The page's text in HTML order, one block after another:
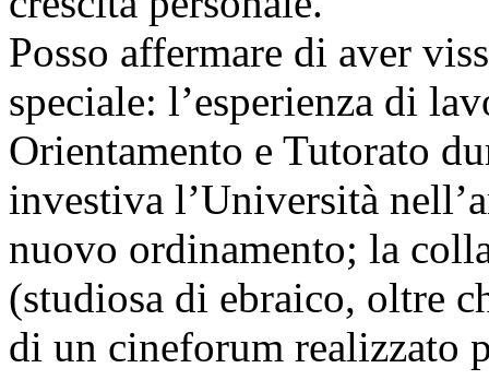
Posso affermare di aver
speciale: l’esperienza di
Orientamento e Tutorato
investiva l’Università
nuovo ordinamento; la
(studiosa di ebraico, oltre
di un cineforum realizzato